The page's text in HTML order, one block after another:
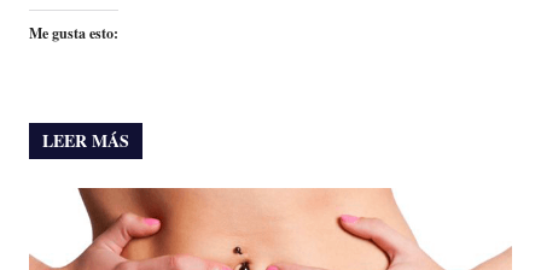
Me gusta esto:
LEER MÁS